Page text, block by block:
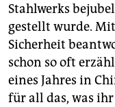
Stahlwerks
gestellt wurde.
Sicherheit
schon so oft
eines Jahres in
für all das, was